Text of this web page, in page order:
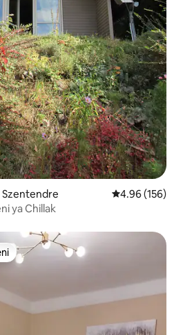
Szentendre Ukadiriaji wa
4.96 (156)
ya Chillak